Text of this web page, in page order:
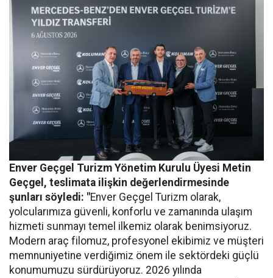
Enver Geçgel Turizm Yönetim Kurulu Üyesi Metin
Geçgel , teslimata ilişkin değerlendirmesinde
şunları söyledi: "Enver Geçgel Turizm olarak,
yolcularımıza güvenli, konforlu ve zamanında ulaşım
hizmeti sunmayı temel ilkemiz olarak benimsiyoruz.
Modern araç filomuz, profesyonel ekibimiz ve müşteri
memnuniyetine verdiğimiz önem ile sektördeki güçlü
konumumuzu sürdürüyoruz. 2026 yılında